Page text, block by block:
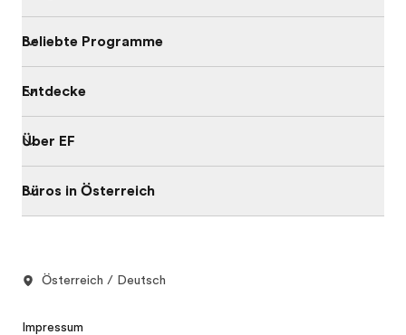
Beliebte Programme
Entdecke
Über EF
Büros in Österreich
Österreich / Deutsch
Impressum